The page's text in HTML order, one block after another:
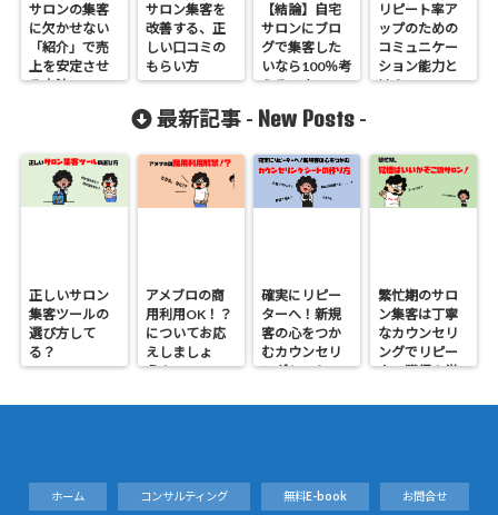
サロンの集客
に欠かせない
「紹介」で売
上を安定させ
る方法
サロン集客を
改善する、正
しい口コミの
もらい方
【結論】自宅
サロンにブロ
グで集客した
いなら100％考
えるべきこ
リピート率ア
ップのための
コミュニケー
ション能力と
は？
最新記事 - New Posts -
正しいサロン
集客ツールの
選び方して
る？
アメブロの商
用利用OK！？
についてお応
えしましょ
う！
確実にリピー
ターへ！新規
客の心をつか
むカウンセリ
ングシートの
繁忙期のサロ
ン集客は丁寧
なカウンセリ
ングでリピー
ター獲得！覚
そこのサロン
ホーム コンサルティング 無料E-book お問合せ